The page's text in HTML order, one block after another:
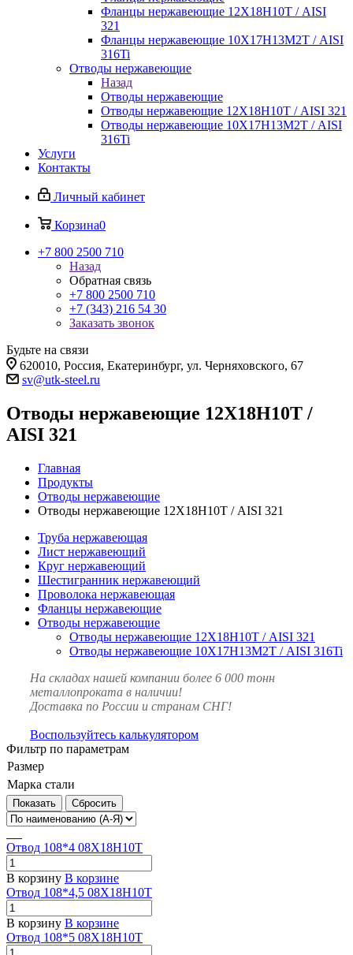
Фланцы нержавеющие 12Х18Н10Т / AISI
321
Фланцы нержавеющие 10Х17Н13М2Т / AISI
316Ti
Отводы нержавеющие
Назад
Отводы нержавеющие
Отводы нержавеющие 12Х18Н10Т / AISI 321
Отводы нержавеющие 10Х17Н13М2Т / AISI
316Ti
Услуги
Контакты
Личный кабинет
Корзина0
+7 800 2500 710
Назад
Обратная связь
+7 800 2500 710
+7 (343) 216 54 30
Заказать звонок
Будьте на связи
620010, Россия, Екатеринбург, ул. Черняховского, 67
sv@utk-steel.ru
Отводы нержавеющие 12Х18Н10Т /
AISI 321
Главная
Продукты
Отводы нержавеющие
Отводы нержавеющие 12Х18Н10Т / AISI 321
Труба нержавеющая
Лист нержавеющий
Круг нержавеющий
Шестигранник нержавеющий
Проволока нержавеющая
Фланцы нержавеющие
Отводы нержавеющие
Отводы нержавеющие 12Х18Н10Т / AISI 321
Отводы нержавеющие 10Х17Н13М2Т / AISI 316Ti
На складах нашей компании более 6 000 тонн
металлопроката в наличии!
Доставка по России и странам СНГ!
Воспользуйтесь калькулятором
Фильтр по параметрам
Размер
Марка стали
Сбросить
Отвод 108*4 08Х18Н10Т
В корзину В корзине
Отвод 108*4,5 08Х18Н10Т
В корзину В корзине
Отвод 108*5 08Х18Н10Т